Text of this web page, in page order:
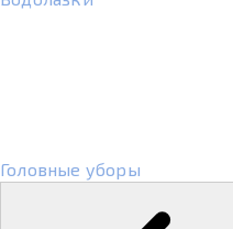
Головные уборы